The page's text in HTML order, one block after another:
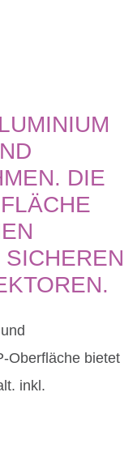
DIE
Oberfläche bietet
inkl.